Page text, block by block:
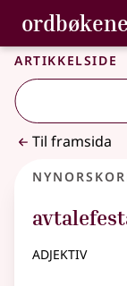
Gå til
Tilgjenge
Bokmålsordboka og
Artikkelside
Til framsida
adjektiv